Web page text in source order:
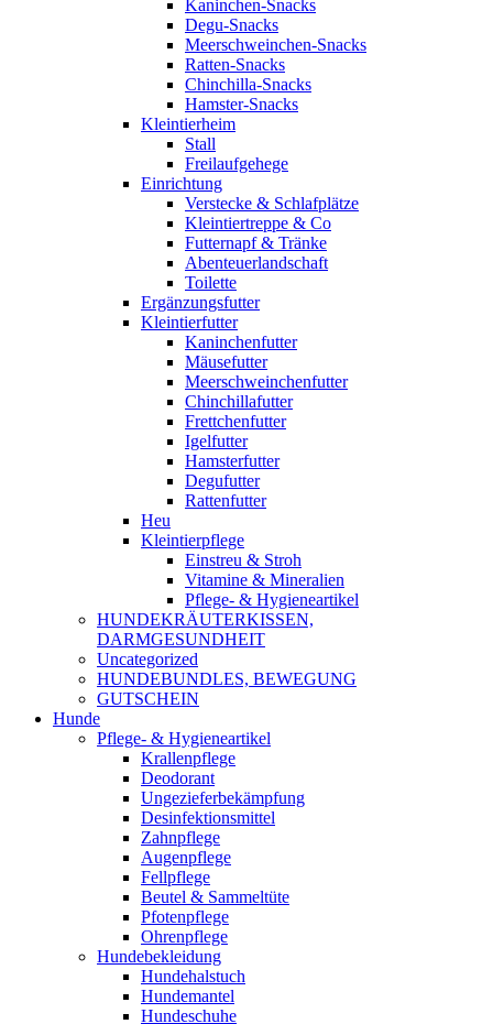
Kaninchen-Snacks
Degu-Snacks
Meerschweinchen-Snacks
Ratten-Snacks
Chinchilla-Snacks
Hamster-Snacks
Kleintierheim
Stall
Freilaufgehege
Einrichtung
Verstecke & Schlafplätze
Kleintiertreppe & Co
Futternapf & Tränke
Abenteuerlandschaft
Toilette
Ergänzungsfutter
Kleintierfutter
Kaninchenfutter
Mäusefutter
Meerschweinchenfutter
Chinchillafutter
Frettchenfutter
Igelfutter
Hamsterfutter
Degufutter
Rattenfutter
Heu
Kleintierpflege
Einstreu & Stroh
Vitamine & Mineralien
Pflege- & Hygieneartikel
HUNDEKRÄUTERKISSEN,
DARMGESUNDHEIT
Uncategorized
HUNDEBUNDLES, BEWEGUNG
GUTSCHEIN
Hunde
Pflege- & Hygieneartikel
Krallenpflege
Deodorant
Ungezieferbekämpfung
Desinfektionsmittel
Zahnpflege
Augenpflege
Fellpflege
Beutel & Sammeltüte
Pfotenpflege
Ohrenpflege
Hundebekleidung
Hundehalstuch
Hundemantel
Hundeschuhe